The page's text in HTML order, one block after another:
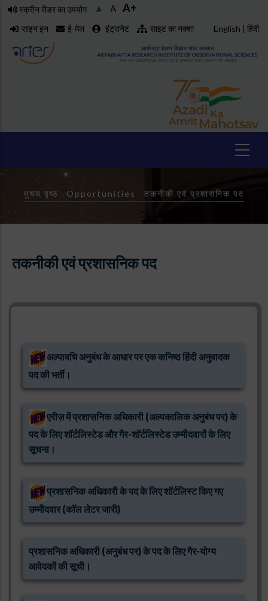
Skip
content
स्क्रीन रीडर का उपयोग A- A A+
साइन इन ई-मेल इंट्रानेट साइट का नक्शा English | हिंदी
Breadcrumb
मुख्य पृष्ठ - Opportunities - तकनीकी एवं प्रशासनिक पद
तकनीकी एवं प्रशासनिक पद
अल्पावधि अनुबंध के आधार पर एक कनिष्ठ हिंदी अनुवादक
पद की भर्ती।
एरीज़ में प्रशासनिक अधिकारी (अल्पकालिक अनुबंध पर) के
पद के लिए शॉर्टलिस्टेड और गैर-शॉर्टलिस्टेड उम्मीदवारों के लिए
सूचना।
प्रशासनिक अधिकारी के पद के लिए शॉर्टलिस्ट किए गए
उम्मीदवार (कॉल लेटर जारी)
प्रशासनिक अधिकारी (अनुबंध पर) के पद के लिए गैर-योग्य
आवेदकों की सूची।